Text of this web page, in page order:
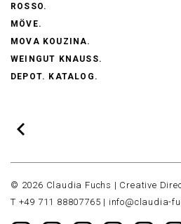
ROSSO.
MÖVE.
MOVA KOUZINA.
WEINGUT KNAUSS.
DEPOT. KATALOG.
© 2026 Claudia Fuchs | Creative
T +49 711 88807765 | info@claudia-